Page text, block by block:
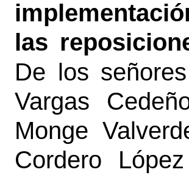
las
De los
Vargas
Monge
Cordero